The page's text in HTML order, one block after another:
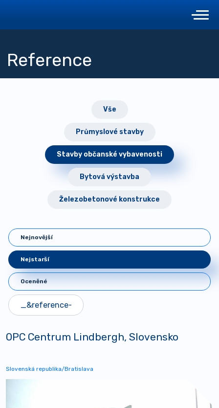
Reference
Vše
Průmyslové stavby
Stavby občanské vybavenosti
Bytová výstavba
Železobetonové konstrukce
Nejnovější
Nejstarší
Oceněné
OPC Centrum Lindbergh, Slovensko
Slovenská republika/Bratislava